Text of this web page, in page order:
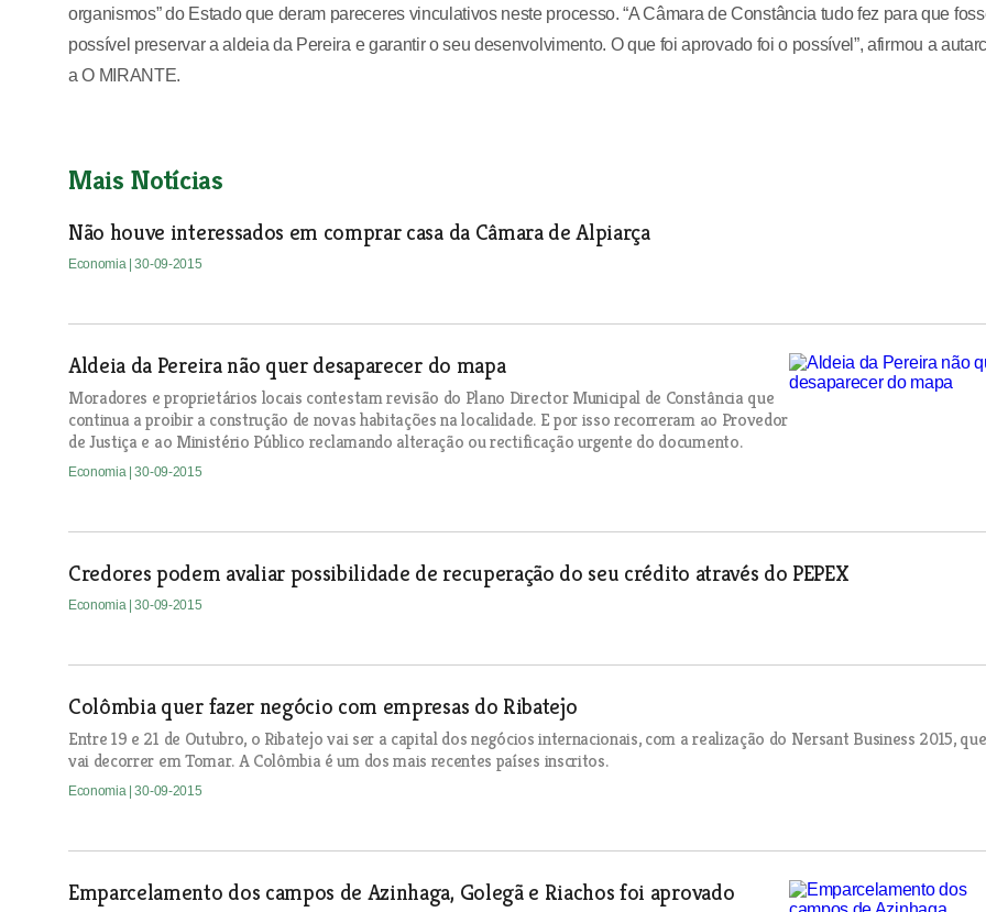
organismos” do Estado que deram pareceres vinculativos neste processo. “A Câmara de Constância tudo fez para que
possível preservar a aldeia da Pereira e garantir o seu desenvolvimento. O que foi aprovado foi o possível”, afirmou a
a O MIRANTE.
Mais Notícias
Não houve interessados em comprar casa da Câmara de Alpiarça
Economia | 30-09-2015
Aldeia da Pereira não quer desaparecer do mapa
Moradores e proprietários locais contestam revisão do Plano Director Municipal de Constância que
continua a proibir a construção de novas habitações na localidade. E por isso recorreram ao Provedor
de Justiça e ao Ministério Público reclamando alteração ou rectificação urgente do documento.
Economia | 30-09-2015
Credores podem avaliar possibilidade de recuperação do seu crédito através do PEPEX
Economia | 30-09-2015
Colômbia quer fazer negócio com empresas do Ribatejo
Entre 19 e 21 de Outubro, o Ribatejo vai ser a capital dos negócios internacionais, com a realização do Nersant Business 2015, que
vai decorrer em Tomar. A Colômbia é um dos mais recentes países inscritos.
Economia | 30-09-2015
Emparcelamento dos campos de Azinhaga, Golegã e Riachos foi aprovado